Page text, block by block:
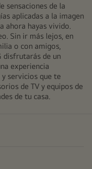
sensaciones de la
aplicadas a la imagen
ahora hayas vivido.
Sin ir más lejos, en
o con amigos,
disfrutarás de un
experiencia
servicios que te
de TV y equipos de
de tu casa.